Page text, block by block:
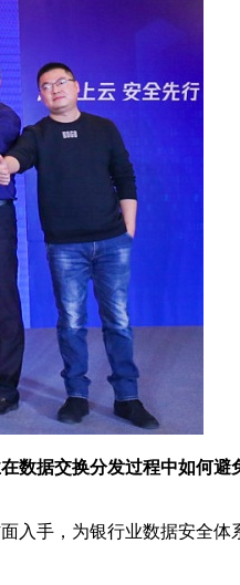
数据交换分发过程中如何
入手，为银行业数据安全体